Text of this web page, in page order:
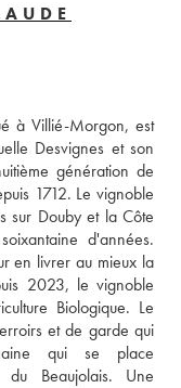
à Villié-Morgon, est
Desvignes et son
génération de
1712. Le vignoble
sur Douby et la Côte
d'années.
en livrer au mieux la
2023, le vignoble
Biologique. Le
et de garde qui
qui se place
du Beaujolais. Une